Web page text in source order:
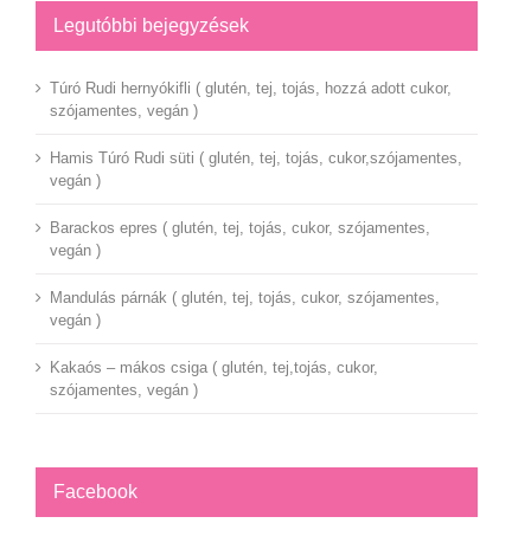
Legutóbbi bejegyzések
Túró Rudi hernyókifli ( glutén, tej, tojás, hozzá adott cukor,
szójamentes, vegán )
Hamis Túró Rudi süti ( glutén, tej, tojás, cukor,szójamentes,
vegán )
Barackos epres ( glutén, tej, tojás, cukor, szójamentes,
vegán )
Mandulás párnák ( glutén, tej, tojás, cukor, szójamentes,
vegán )
Kakaós – mákos csiga ( glutén, tej,tojás, cukor,
szójamentes, vegán )
Facebook